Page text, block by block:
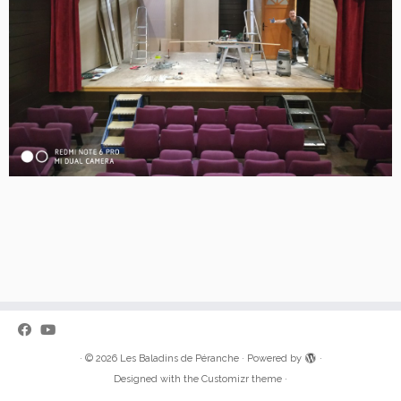
· © 2026 Les Baladins de Péranche· Powered by
·
Designed with the Customizr theme ·